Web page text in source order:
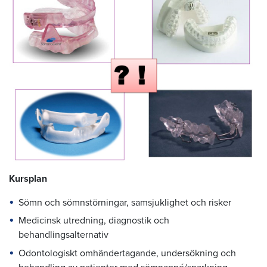
Kursplan
Sömn och sömnstörningar, samsjuklighet och risker
Medicinsk utredning, diagnostik och
behandlingsalternativ
Odontologiskt omhändertagande, undersökning och